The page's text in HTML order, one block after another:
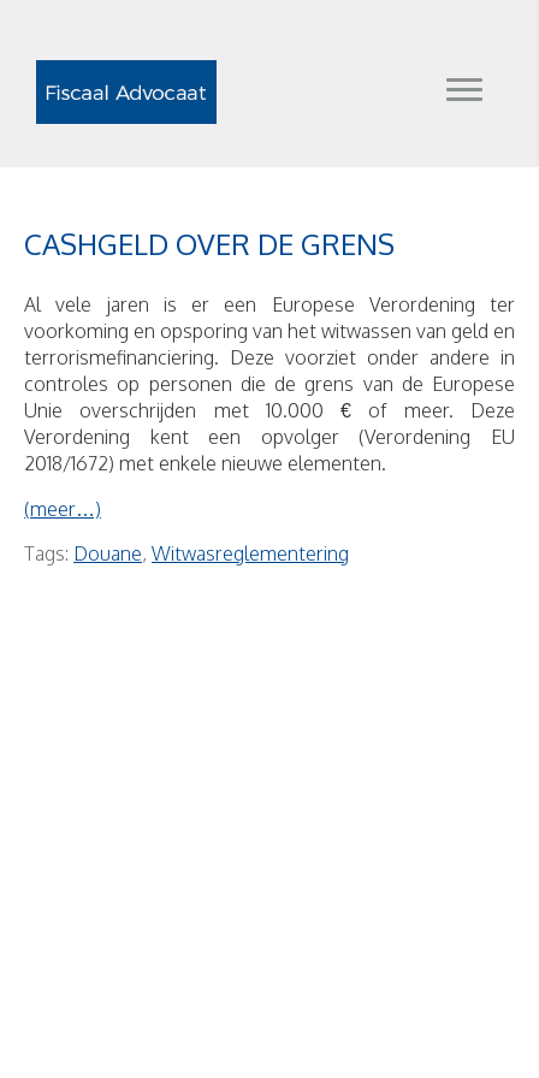
CASHGELD OVER DE GRENS
Al vele jaren is er een Europese Verordening ter
voorkoming en opsporing van het witwassen van geld en
terrorismefinanciering. Deze voorziet onder andere in
controles op personen die de grens van de Europese
Unie overschrijden met 10.000 € of meer. Deze
Verordening kent een opvolger (Verordening EU
2018/1672) met enkele nieuwe elementen.
(meer…)
Tags: Douane, Witwasreglementering